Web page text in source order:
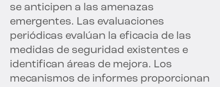
se anticipen a las amenazas
emergentes. Las evaluaciones
periódicas evalúan la eficacia de las
medidas de seguridad existentes e
identifican áreas de mejora. Los
mecanismos de informes proporcionan